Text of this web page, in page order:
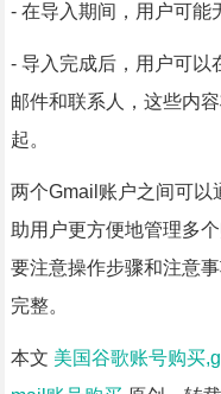
- 在导入期间，用户可能
- 导入完成后，用户可以
邮件和联系人，这些内
起。
两个Gmail账户之间可以
助用户更方便地管理多
要注意操作步骤和注意
完整。
本文 美国谷歌账号购买